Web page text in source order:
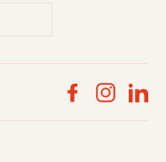
Facebook